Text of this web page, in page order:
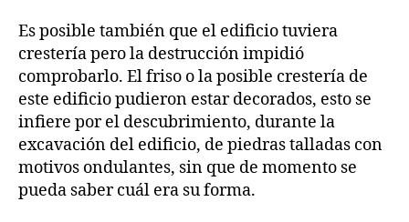
Es posible también que el edificio tuviera
crestería pero la destrucción impidió
comprobarlo. El friso o la posible crestería de
este edificio pudieron estar decorados, esto se
infiere por el descubrimiento, durante la
excavación del edificio, de piedras talladas con
motivos ondulantes, sin que de momento se
pueda saber cuál era su forma.